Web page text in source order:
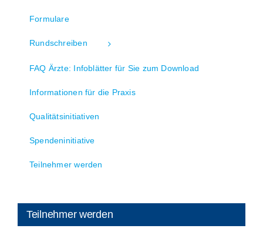
Formulare
Rundschreiben
FAQ Ärzte: Infoblätter für Sie zum Download
Informationen für die Praxis
Qualitätsinitiativen
Spendeninitiative
Teilnehmer werden
Teilnehmer werden